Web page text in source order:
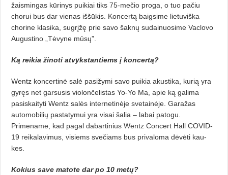
žaismingas kūrinys puikiai tiks 75-mečio proga, o tuo pačiu
chorui bus dar vie­nas iššūkis. Koncertą baigsime lietuviška
chorine klasika, sugrįžę prie savo šaknų sudainuosime Vaclovo
Augustino „Tėvyne mūsų”.
Ką reikia žinoti atvykstan­tiems į koncertą?
Wentz koncertinė salė pasižymi savo puikia akustika, kurią yra
gyręs net garsusis violončelistas Yo-Yo Ma, apie ką galima
pasiskaityti Wentz salės internetinėje svetainėje. Gara­žas
automobilių pastatymui yra visai šalia – labai patogu.
Primename, kad pagal dabartinius Wentz Concert Hall COVID-
19 reikalavimus, visiems svečiams bus privaloma dėvėti kau­
kes.
Kokius save matote dar po 10 metų?